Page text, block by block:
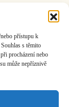
přístupu k
s těmito
procházení nebo
může nepříznivě
středisko
|